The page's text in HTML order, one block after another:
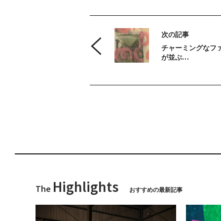
次の記事
チャーミングなフ
が並ぶ…
The Highlights おすすめの最新記事